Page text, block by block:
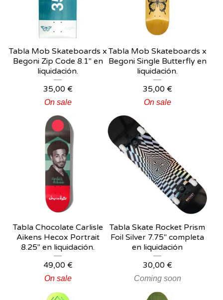
Tabla Mob Skateboards x
Begoni Zip Code 8.1" en
liquidación.
35,00 €
On sale
Tabla Mob Skateboards x
Begoni Single Butterfly en
liquidación.
35,00 €
On sale
Tabla Chocolate Carlisle
Aikens Hecox Portrait
8.25" en liquidación.
49,00 €
On sale
Tabla Skate Rocket Prism
Foil Silver 7.75" completa
en liquidación
30,00 €
Coming soon